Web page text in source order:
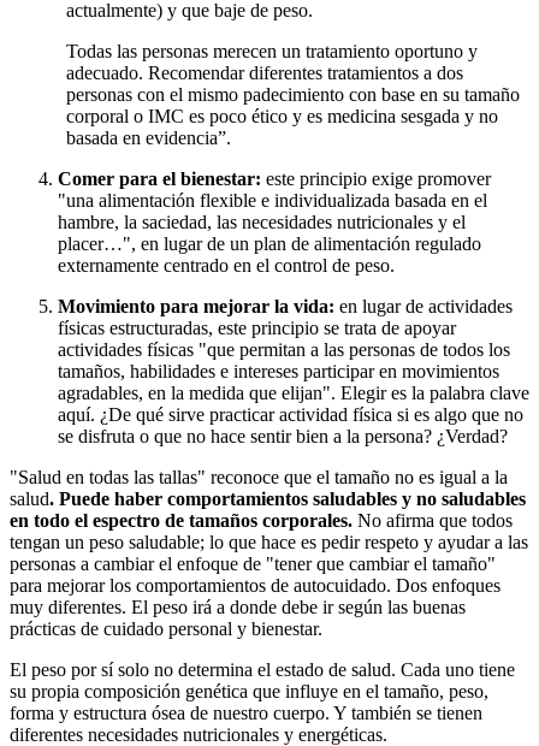
actualmente) y que baje de peso.
Todas las personas merecen un tratamiento oportuno y
adecuado. Recomendar diferentes tratamientos a dos
personas con el mismo padecimiento con base en su tamaño
corporal o IMC es poco ético y es medicina sesgada y no
basada en evidencia”.
Comer para el bienestar: este principio exige promover
"una alimentación flexible e individualizada basada en el
hambre, la saciedad, las necesidades nutricionales y el
placer…", en lugar de un plan de alimentación regulado
externamente centrado en el control de peso.
Movimiento para mejorar la vida: en lugar de actividades
físicas estructuradas, este principio se trata de apoyar
actividades físicas "que permitan a las personas de todos los
tamaños, habilidades e intereses participar en movimientos
agradables, en la medida que elijan". Elegir es la palabra clave
aquí. ¿De qué sirve practicar actividad física si es algo que no
se disfruta o que no hace sentir bien a la persona? ¿Verdad?
"Salud en todas las tallas" reconoce que el tamaño no es igual a la
salud. Puede haber comportamientos saludables y no saludables
en todo el espectro de tamaños corporales. No afirma que todos
tengan un peso saludable; lo que hace es pedir respeto y ayudar a las
personas a cambiar el enfoque de "tener que cambiar el tamaño"
para mejorar los comportamientos de autocuidado. Dos enfoques
muy diferentes. El peso irá a donde debe ir según las buenas
prácticas de cuidado personal y bienestar.
El peso por sí solo no determina el estado de salud. Cada uno tiene
su propia composición genética que influye en el tamaño, peso,
forma y estructura ósea de nuestro cuerpo. Y también se tienen
diferentes necesidades nutricionales y energéticas.